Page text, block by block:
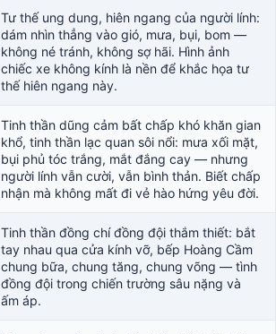
Tư thế ung dung, hiên ngang của người lính:
dám nhìn thẳng vào gió, mưa, bụi, bom —
không né tránh, không sợ hãi. Hình ảnh
chiếc xe không kính là nền để khắc họa tư
thế hiên ngang này.
Tinh thần dũng cảm bất chấp khó khăn gian
khổ, tinh thần lạc quan sôi nổi: mưa xối mặt,
bụi phủ tóc trắng, mắt đắng cay — nhưng
người lính vẫn cười, vẫn bình thản. Biết chấp
nhận mà không mất đi vẻ hào hứng yêu đời.
Tinh thần đồng chí đồng đội thắm thiết: bắt
tay nhau qua cửa kính vỡ, bếp Hoàng Cầm
chung bữa, chung tăng, chung võng — tình
đồng đội trong chiến trường sâu nặng và
ấm áp.